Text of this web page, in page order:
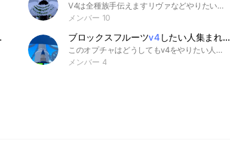
V4は全種族手伝えますリヴァなどやりたい人がいれば入ってみてください！あと正直いって小学生とか文句言ってくるやつやつはいらんから入ってくんな#リヴァ#火山島#V4
メンバー 10
ブロックスフルーツv4 したい人集まれぇー
このオプチャはどうしてもv4をやりたい人が集まるところです。 みんなで仲良くして下さい。 暴言，詐欺などは絶対にしないでください！！友達が消えますよ😁
メンバー 4